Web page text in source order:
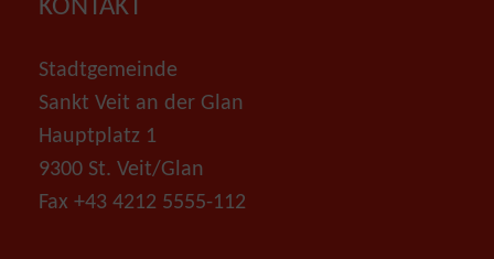
KONTAKT
Stadtgemeinde
Sankt Veit an der Glan
Hauptplatz 1
9300 St. Veit/Glan
Fax +43 4212 5555-112